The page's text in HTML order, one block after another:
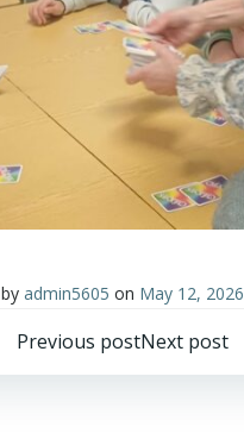
by admin5605 on May 12, 2026
Post
Previous postPost
Next post